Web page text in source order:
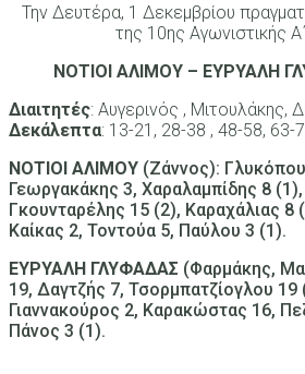
Την Δευτέρα, 1 Δεκεμβρίου
της 10ης Αγωνιστικής
ΝΟΤΙΟΙ ΑΛΙΜΟΥ – ΕΥΡΥΑΛΗ
Διαιτητές: Αυγερινός , Μιτουλάκης,
Δεκάλεπτα: 13-21, 28-38 , 48-58, 63-
ΝΟΤΙΟΙ ΑΛΙΜΟΥ (Ζάννος):
Γεωργακάκης 3, Χαραλαμπίδης 8
Γκουνταρέλης 15 (2), Καραχάλιας 8
Καίκας 2, Τοντούα 5, Παύλου 3 (1).
ΕΥΡΥΑΛΗ ΓΛΥΦΑΔΑΣ (Φαρμάκης,
19, Δαγτζής 7, Τσορμπατζίογλου
Γιαννακούρος 2, Καρακώστας 16,
Πάνος 3 (1).